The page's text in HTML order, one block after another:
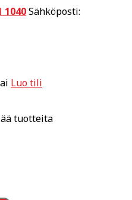
1040Sähköposti:
Luo tili
tuotteita